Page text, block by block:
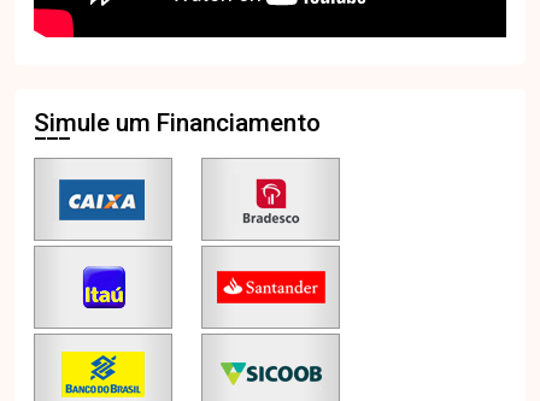
Simule um Financiamento